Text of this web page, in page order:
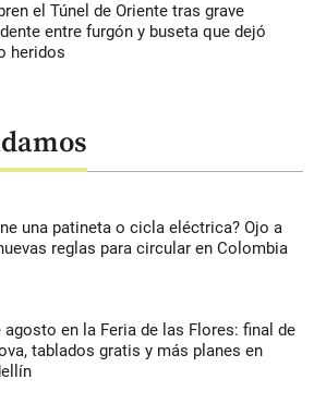
el Túnel de Oriente tras grave
entre furgón y buseta que dejó
heridos
una patineta o cicla eléctrica? Ojo a
reglas para circular en Colombia
agosto en la Feria de las Flores: final de
tablados gratis y más planes en